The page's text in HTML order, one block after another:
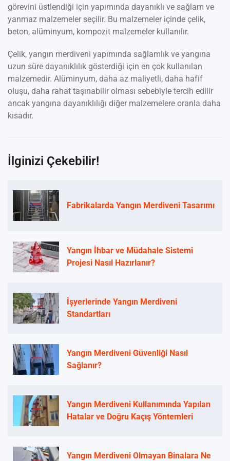
görevini üstlendiği için yapımında dayanıklı ve sağlam ve
yanmaz malzemeler seçilir. Bu malzemeler içinde çelik,
beton, alüminyum, kompozit malzemeler kullanılır.
Çelik, yangın merdiveni yapımında sağlamlık ve yangına
uzun süre dayanıklılık gösterdiği için en çok kullanılan
malzemedir. Alüminyum, daha az maliyetli, daha hafif
oluşu, daha rahat taşınabilir olması sebebiyle tercih edilir
ancak yangına dayanıklılığı diğer malzemelere oranla daha
kısadır.
İlginizi Çekebilir!
Fabrikalarda Yangın Merdiveni Tasarımı
Yangın İhbar ve Müdahale Sistemi
Projesi Nasıl Hazırlanır?
İşyerlerinde Yangın Merdiveni
Standartları
Yangın Merdiveni Güvenliği Nasıl
Sağlanır?
Yangın Merdiveni Kullanımında Yapılan
Hatalar ve Doğru Kaçış Yöntemleri
Yangın Merdiveni Olmayan Binalara Ne